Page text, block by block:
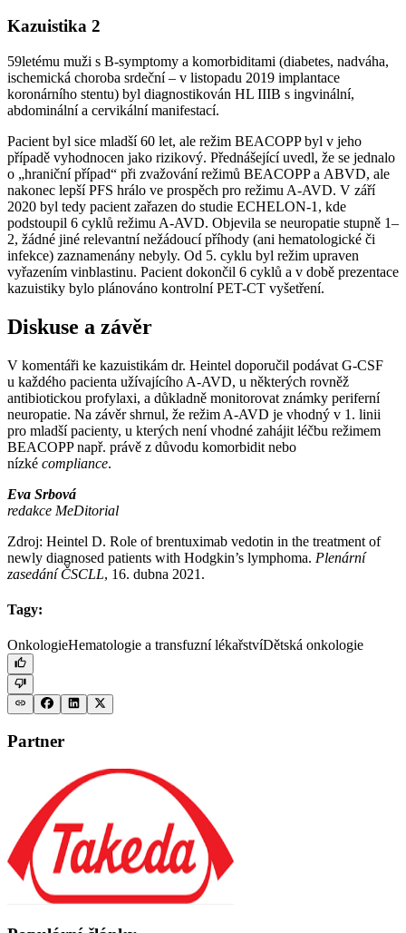
Kazuistika 2
59letému muži s B-symptomy a komorbiditami (diabetes, nadváha,
ischemická choroba srdeční –⁠ v listopadu 2019 implantace
koronárního stentu) byl diagnostikován HL IIIB s ingvinální,
abdominální a cervikální manifestací.
Pacient byl sice mladší 60 let, ale režim BEACOPP byl v jeho
případě vyhodnocen jako rizikový. Přednášející uvedl, že se jednalo
o „hraniční případ“ při zvažování režimů BEACOPP a ABVD, ale
nakonec lepší PFS hrálo ve prospěch pro režimu A-AVD. V září
2020 byl tedy pacient zařazen do studie ECHELON-1, kde
podstoupil 6 cyklů režimu A-AVD. Objevila se neuropatie stupně 1–
2, žádné jiné relevantní nežádoucí příhody (ani hematologické či
infekce) zaznamenány nebyly. Od 5. cyklu byl režim upraven
vyřazením vinblastinu. Pacient dokončil 6 cyklů a v době prezentace
kazuistiky bylo plánováno kontrolní PET-CT vyšetření.
Diskuse a závěr
V komentáři ke kazuistikám dr. Heintel doporučil podávat G-CSF
u každého pacienta užívajícího A-AVD, u některých rovněž
antibiotickou profylaxi, a důkladně monitorovat známky periferní
neuropatie. Na závěr shrnul, že režim A-AVD je vhodný v 1. linii
pro mladší pacienty, u kterých není vhodné zahájit léčbu režimem
BEACOPP např. právě z důvodu komorbidit nebo
nízké compliance.
Eva Srbová
redakce MeDitorial
Zdroj: Heintel D. Role of brentuximab vedotin in the treatment of
newly diagnosed patients with Hodgkin’s lymphoma. Plenární
zasedání ČSCLL, 16. dubna 2021.
Tagy:
OnkologieHematologie a transfuzní lékařstvíDětská onkologie
Partner